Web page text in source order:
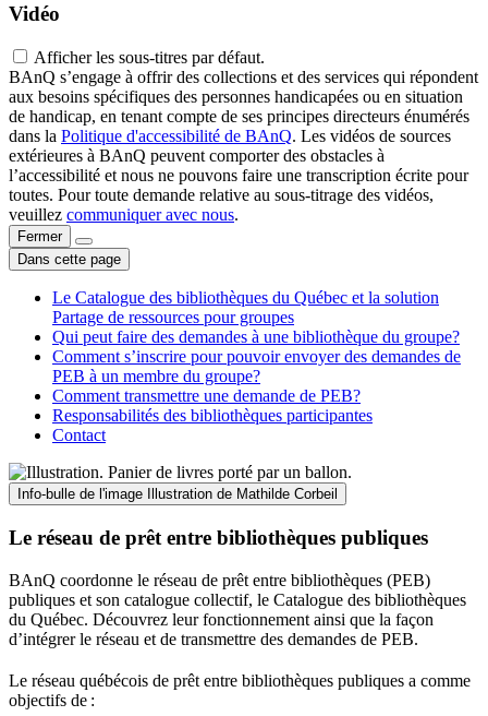
Vidéo
Afficher les sous-titres par défaut.
BAnQ s’engage à offrir des collections et des services qui répondent
aux besoins spécifiques des personnes handicapées ou en situation
de handicap, en tenant compte de ses principes directeurs énumérés
dans la Politique d'accessibilité de BAnQ. Les vidéos de sources
extérieures à BAnQ peuvent comporter des obstacles à
l’accessibilité et nous ne pouvons faire une transcription écrite pour
toutes. Pour toute demande relative au sous-titrage des vidéos,
veuillez communiquer avec nous.
Fermer
Dans cette page
Le Catalogue des bibliothèques du Québec et la solution
Partage de ressources pour groupes
Qui peut faire des demandes à une bibliothèque du groupe?
Comment s’inscrire pour pouvoir envoyer des demandes de
PEB à un membre du groupe?
Comment transmettre une demande de PEB?
Responsabilités des bibliothèques participantes
Contact
Info-bulle de l'image Illustration de Mathilde Corbeil
Le réseau de prêt entre bibliothèques publiques
BAnQ coordonne le réseau de prêt entre bibliothèques (PEB)
publiques et son catalogue collectif, le Catalogue des bibliothèques
du Québec. Découvrez leur fonctionnement ainsi que la façon
d’intégrer le réseau et de transmettre des demandes de PEB.
Le réseau québécois de prêt entre bibliothèques publiques a comme
objectifs de :